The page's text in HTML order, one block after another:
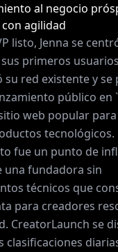
al negocio
agilidad
listo, Jenna se
primeros
su red existente y se
público en
web popular
tecnológicos.
fue un punto de
una fundadora sin
técnicos que
para creadores
CreatorLaunch se
clasificaciones